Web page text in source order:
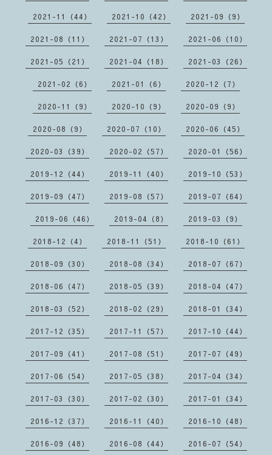
2021-11（44） 2021-10（42） 2021-09（9）
2021-08（11） 2021-07（13） 2021-06（10）
2021-05（21） 2021-04（18） 2021-03（26）
2021-02（6） 2021-01（6） 2020-12（7）
2020-11（9） 2020-10（9） 2020-09（9）
2020-08（9） 2020-07（10） 2020-06（45）
2020-03（39） 2020-02（57） 2020-01（56）
2019-12（44） 2019-11（40） 2019-10（53）
2019-09（47） 2019-08（57） 2019-07（64）
2019-06（46） 2019-04（8） 2019-03（9）
2018-12（4） 2018-11（51） 2018-10（61）
2018-09（30） 2018-08（34） 2018-07（67）
2018-06（47） 2018-05（39） 2018-04（47）
2018-03（52） 2018-02（29） 2018-01（34）
2017-12（35） 2017-11（57） 2017-10（44）
2017-09（41） 2017-08（51） 2017-07（49）
2017-06（54） 2017-05（38） 2017-04（34）
2017-03（30） 2017-02（30） 2017-01（34）
2016-12（37） 2016-11（40） 2016-10（48）
2016-09（48） 2016-08（44） 2016-07（54）